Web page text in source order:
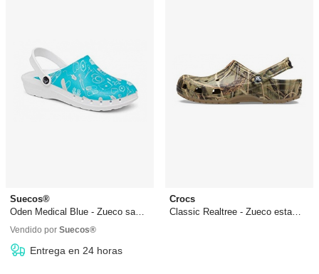
Suecos®
Oden Medical Blue - Zueco sanitario
44,90 €
Vendido porSuecos®
Entrega en 24 horas
Crocs
Classic Realtree - Zueco estampado